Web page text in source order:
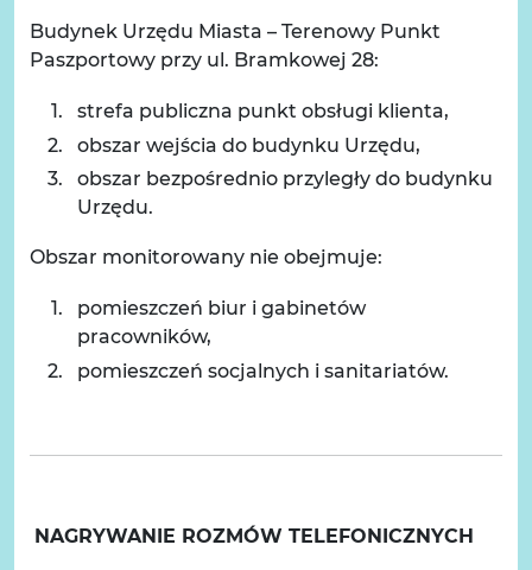
Budynek Urzędu Miasta – Terenowy Punkt
Paszportowy przy ul. Bramkowej 28:
strefa publiczna punkt obsługi klienta,
obszar wejścia do budynku Urzędu,
obszar bezpośrednio przyległy do budynku
Urzędu.
Obszar monitorowany nie obejmuje:
pomieszczeń biur i gabinetów
pracowników,
pomieszczeń socjalnych i sanitariatów.
NAGRYWANIE ROZMÓW TELEFONICZNYCH